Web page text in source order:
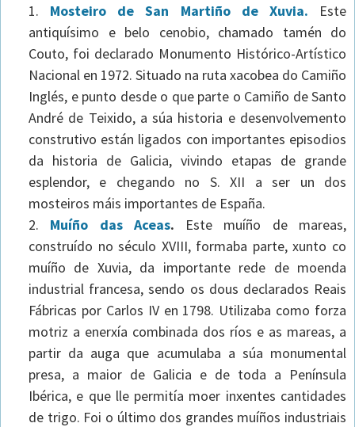
Mosteiro de San Martiño de Xuvia. Este
antiquísimo e belo cenobio, chamado tamén do
Couto, foi declarado Monumento Histórico-Artístico
Nacional en 1972. Situado na ruta xacobea do Camiño
Inglés, e punto desde o que parte o Camiño de Santo
André de Teixido, a súa historia e desenvolvemento
construtivo están ligados con importantes episodios
da historia de Galicia, vivindo etapas de grande
esplendor, e chegando no S. XII a ser un dos
mosteiros máis importantes de España.
Muíño das Aceas. Este muíño de mareas,
construído no século XVIII, formaba parte, xunto co
muíño de Xuvia, da importante rede de moenda
industrial francesa, sendo os dous declarados Reais
Fábricas por Carlos IV en 1798. Utilizaba como forza
motriz a enerxía combinada dos ríos e as mareas, a
partir da auga que acumulaba a súa monumental
presa, a maior de Galicia e de toda a Península
Ibérica, e que lle permitía moer inxentes cantidades
de trigo. Foi o último dos grandes muíños industriais